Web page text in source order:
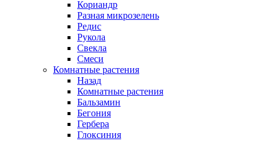
Кориандр
Разная микрозелень
Редис
Рукола
Свекла
Смеси
Комнатные растения
Назад
Комнатные растения
Бальзамин
Бегония
Гербера
Глоксиния